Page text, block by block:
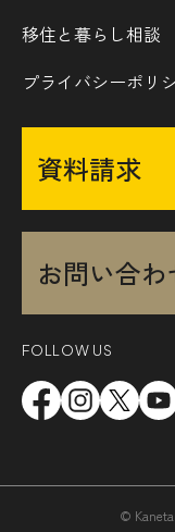
移住と暮らし相談
プライバシーポリ
資料請求
お問い合わ
FOLLOW US
© Kaneta